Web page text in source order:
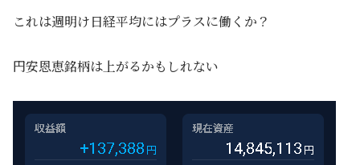
これは週明け日経平均にはプラスに働くか？
円安恩恵銘柄は上がるかもしれない